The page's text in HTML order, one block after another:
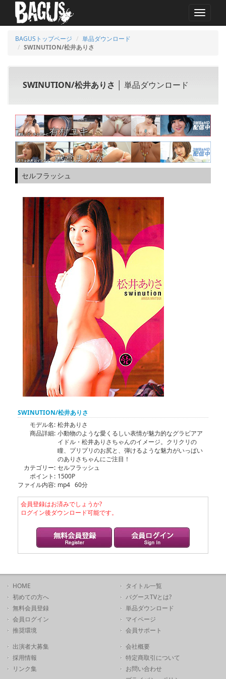
MENU
BAGUSトップページ
単品ダウンロード
SWINUTION/松井ありさ
SWINUTION/松井ありさ │ 単品ダウンロード
セルフラッシュ
SWINUTION/松井ありさ
モデル名: 松井ありさ
商品詳細: 小動物のような愛くるしい表情が魅力的なグラビアア
イドル・松井ありさちゃんのイメージ。クリクリの
瞳、プリプリのお尻と、弾けるような魅力がいっぱい
のありさちゃんにご注目！
カテゴリー: セルフラッシュ
ポイント: 1500P
ファイル内容: mp4 60分
会員登録はお済みでしょうか?
ログイン後ダウンロード可能です。
HOME
初めての方へ
無料会員登録
会員ログイン
推奨環境
タイトル一覧
バグースTVとは?
単品ダウンロード
マイページ
会員サポート
出演者大募集
採用情報
リンク集
会社概要
特定商取引について
お問い合わせ